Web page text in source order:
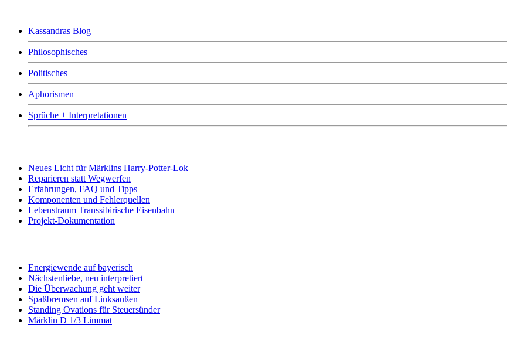
Kassandras Blog
Philosophisches
Politisches
Aphorismen
Sprüche + Interpretationen
Neues Licht für Märklins Harry-Potter-Lok
Reparieren statt Wegwerfen
Erfahrungen, FAQ und Tipps
Komponenten und Fehlerquellen
Lebenstraum Transsibirische Eisenbahn
Projekt-Dokumentation
Energiewende auf bayerisch
Nächstenliebe, neu interpretiert
Die Überwachung geht weiter
Spaßbremsen auf Linksaußen
Standing Ovations für Steuersünder
Märklin D 1/3 Limmat